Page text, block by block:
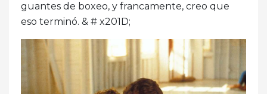
guantes de boxeo, y francamente, creo que
eso terminó. & # x201D;